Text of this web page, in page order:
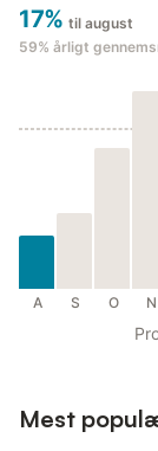
17% til august
59% årligt
A S O N
Mest